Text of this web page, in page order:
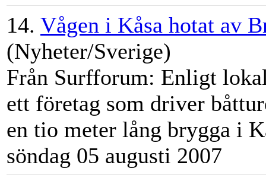
14. Vågen i Kåsa hotat av
(Nyheter/Sverige)
Från Surfforum: Enligt
ett företag som driver
en tio meter lång brygga i
söndag 05 augusti 2007